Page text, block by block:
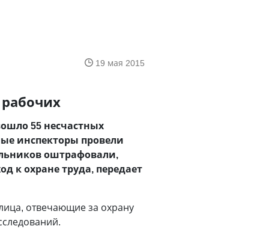
19 мая 2015
55 несчастных
инспекторы провели
оштрафовали,
к охране труда, передает
отвечающие за охрану